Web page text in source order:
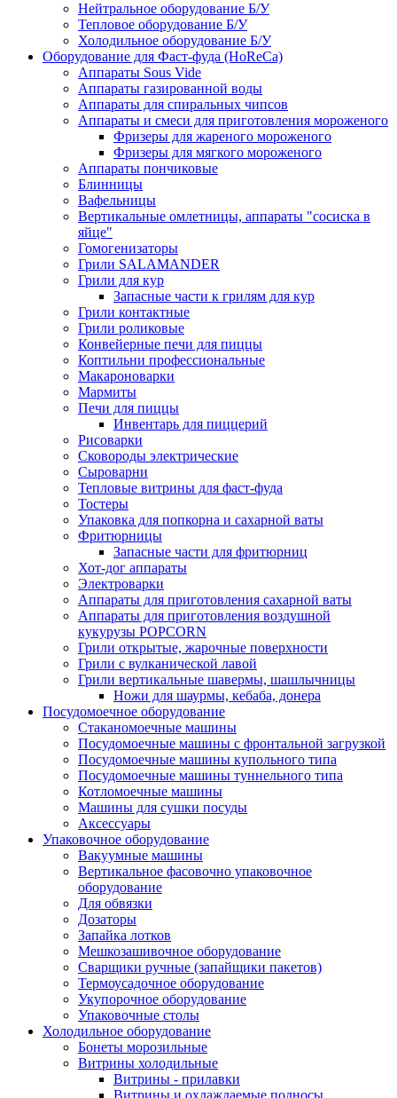
Нейтральное оборудование Б/У
Тепловое оборудование Б/У
Холодильное оборудование Б/У
Оборудование для Фаст-фуда (HoReCa)
Аппараты Sous Vide
Аппараты газированной воды
Аппараты для спиральных чипсов
Аппараты и смеси для приготовления мороженого
Фризеры для жареного мороженого
Фризеры для мягкого мороженого
Аппараты пончиковые
Блинницы
Вафельницы
Вертикальные омлетницы, аппараты "сосиска в
яйце"
Гомогенизаторы
Грили SALAMANDER
Грили для кур
Запасные части к грилям для кур
Грили контактные
Грили роликовые
Конвейерные печи для пиццы
Коптильни профессиональные
Макароноварки
Мармиты
Печи для пиццы
Инвентарь для пиццерий
Рисоварки
Сковороды электрические
Сыроварни
Тепловые витрины для фаст-фуда
Тостеры
Упаковка для попкорна и сахарной ваты
Фритюрницы
Запасные части для фритюрниц
Хот-дог аппараты
Электроварки
Аппараты для приготовления сахарной ваты
Аппараты для приготовления воздушной
кукурузы POPCORN
Грили открытые, жарочные поверхности
Грили с вулканической лавой
Грили вертикальные шавермы, шашлычницы
Ножи для шаурмы, кебаба, донера
Посудомоечное оборудование
Стаканомоечные машины
Посудомоечные машины с фронтальной загрузкой
Посудомоечные машины купольного типа
Посудомоечные машины туннельного типа
Котломоечные машины
Машины для сушки посуды
Аксессуары
Упаковочное оборудование
Вакуумные машины
Вертикальное фасовочно упаковочное
оборудование
Для обвязки
Дозаторы
Запайка лотков
Мешкозашивочное оборудование
Сварщики ручные (запайщики пакетов)
Термоусадочное оборудование
Укупорочное оборудование
Упаковочные столы
Холодильное оборудование
Бонеты морозильные
Витрины холодильные
Витрины - прилавки
Витрины и охлаждаемые подносы